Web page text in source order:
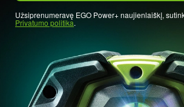
Užsiprenumeravę EGO Power+ naujienlaiškį,
Privatumo politika.